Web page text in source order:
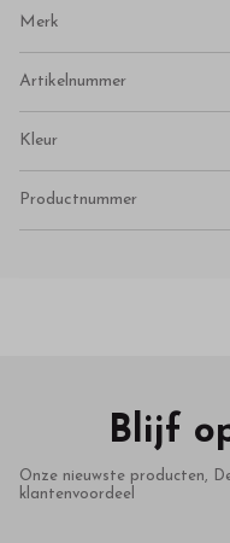
Merk
Artikelnummer
Kleur
Productnummer
Blijf
Onze nieuwste producten,
klantenvoordeel